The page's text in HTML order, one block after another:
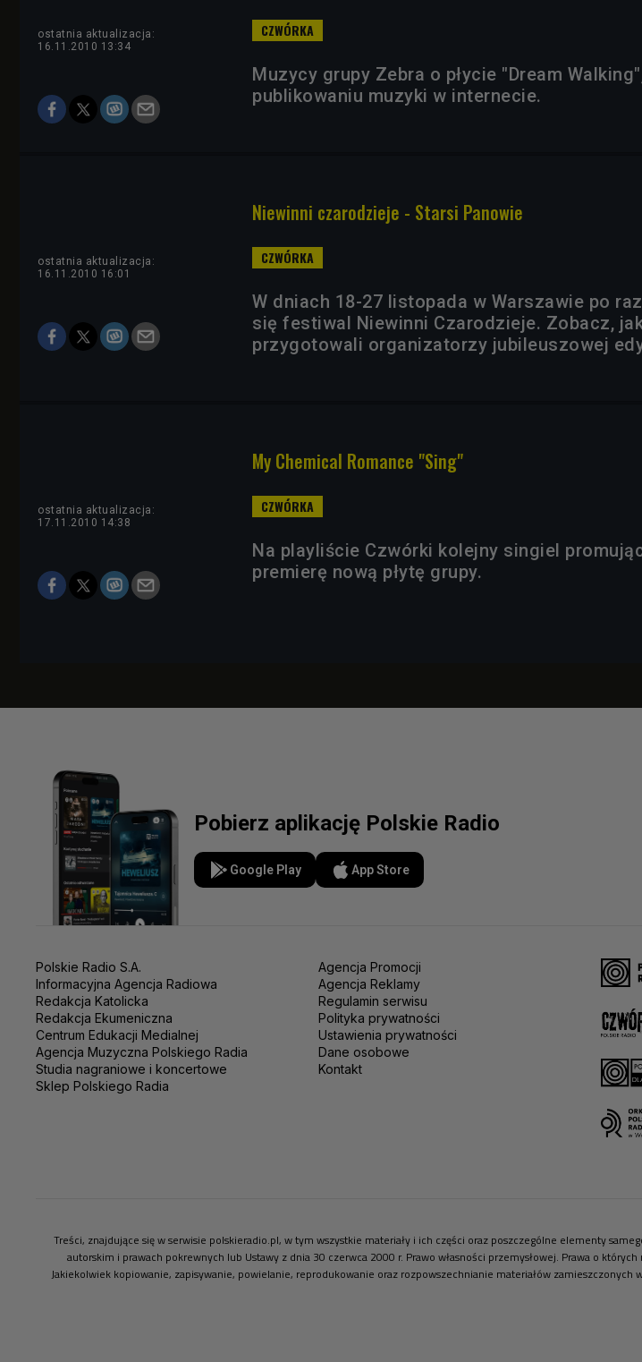
ostatnia aktualizacja:
16.11.2010 13:34
Muzycy grupy Zebra o płycie "Dream
publikowaniu muzyki w internecie.
Niewinni czarodzieje - Starsi Panowie
ostatnia aktualizacja:
16.11.2010 16:01
W dniach 18-27 listopada w Warszawie po
się festiwal Niewinni Czarodzieje. Zobacz,
przygotowali organizatorzy jubileuszowej
My Chemical Romance "Sing"
ostatnia aktualizacja:
17.11.2010 14:38
Na playliście Czwórki kolejny singiel
premierę nową płytę grupy.
Pobierz aplikację Polskie Radio
Google Play App Store
Polskie Radio S.A.
Informacyjna Agencja Radiowa
Redakcja Katolicka
Redakcja Ekumeniczna
Centrum Edukacji Medialnej
Agencja Muzyczna Polskiego Radia
Studia nagraniowe i koncertowe
Sklep Polskiego Radia
Agencja Promocji
Agencja Reklamy
Regulamin serwisu
Polityka prywatności
Ustawienia prywatności
Dane osobowe
Kontakt
Treści, znajdujące się w serwisie polskieradio.pl, w tym wszystkie materiały i ich części oraz poszczególne elementy
autorskim i prawach pokrewnych lub Ustawy z dnia 30 czerwca 2000 r. Prawo własności przemysłowej. Prawa o
Jakiekolwiek kopiowanie, zapisywanie, powielanie, reprodukowanie oraz rozpowszechnianie materiałów